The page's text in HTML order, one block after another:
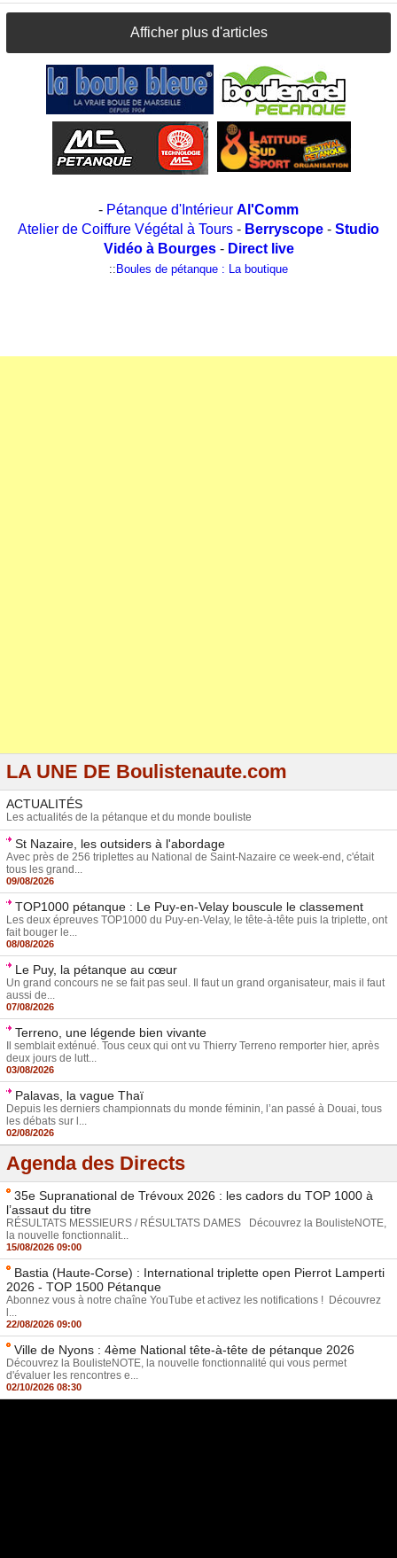
Afficher plus d'articles
- Pétanque d'Intérieur Al'Comm
Atelier de Coiffure Végétal à Tours - Berryscope - Studio
Vidéo à Bourges- Direct live
:: Boules de pétanque : La boutique
LA UNE DE Boulistenaute.com
ACTUALITÉS
Les actualités de la pétanque et du monde bouliste
St Nazaire, les outsiders à l'abordage
Avec près de 256 triplettes au National de Saint-Nazaire ce week-end, c'était
tous les grand...
09/08/2026
TOP1000 pétanque : Le Puy-en-Velay bouscule le classement
Les deux épreuves TOP1000 du Puy-en-Velay, le tête-à-tête puis la triplette, ont
fait bouger le...
08/08/2026
Le Puy, la pétanque au cœur
Un grand concours ne se fait pas seul. Il faut un grand organisateur, mais il faut
aussi de...
07/08/2026
Terreno, une légende bien vivante
Il semblait exténué. Tous ceux qui ont vu Thierry Terreno remporter hier, après
deux jours de lutt...
03/08/2026
Palavas, la vague Thaï
Depuis les derniers championnats du monde féminin, l’an passé à Douai, tous
les débats sur l...
02/08/2026
Agenda des Directs
35e Supranational de Trévoux 2026 : les cadors du TOP 1000 à
l’assaut du titre
RÉSULTATS MESSIEURS / RÉSULTATS DAMES Découvrez la BoulisteNOTE,
la nouvelle fonctionnalit...
15/08/2026 09:00
Bastia (Haute-Corse) : International triplette open Pierrot Lamperti
2026 - TOP 1500 Pétanque
Abonnez vous à notre chaîne YouTube et activez les notifications ! Découvrez
l...
22/08/2026 09:00
Ville de Nyons : 4ème National tête-à-tête de pétanque 2026
Découvrez la BoulisteNOTE, la nouvelle fonctionnalité qui vous permet
d'évaluer les rencontres e...
02/10/2026 08:30